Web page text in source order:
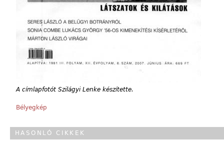
A címlapfotót Szilágyi Lenke készítette.
Bélyegkép
HASONLÓ CIKKEK